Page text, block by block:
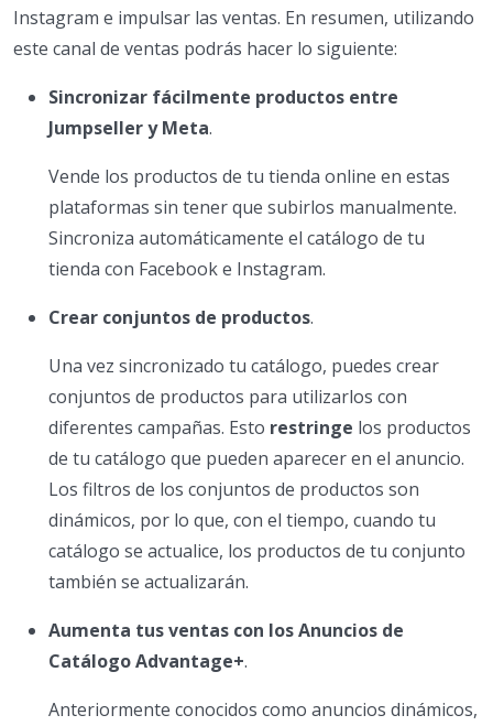
Instagram e impulsar las ventas. En resumen, utilizando
este canal de ventas podrás hacer lo siguiente:
Sincronizar fácilmente productos entre
Jumpseller y Meta.
Vende los productos de tu tienda online en estas
plataformas sin tener que subirlos manualmente.
Sincroniza automáticamente el catálogo de tu
tienda con Facebook e Instagram.
Crear conjuntos de productos.
Una vez sincronizado tu catálogo, puedes crear
conjuntos de productos para utilizarlos con
diferentes campañas. Esto restringe los productos
de tu catálogo que pueden aparecer en el anuncio.
Los filtros de los conjuntos de productos son
dinámicos, por lo que, con el tiempo, cuando tu
catálogo se actualice, los productos de tu conjunto
también se actualizarán.
Aumenta tus ventas con los Anuncios de
Catálogo Advantage+.
Anteriormente conocidos como anuncios dinámicos,